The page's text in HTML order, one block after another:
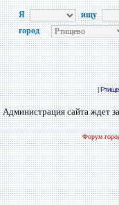
Я
ищу
город
|
Администрация сайта ждет
Форум